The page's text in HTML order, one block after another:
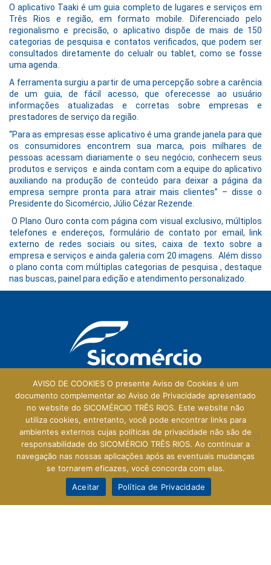
O aplicativo Taaki é um guia completo de lugares e serviços em
Três Rios e região, em formato mobile. Diferenciado pelo
regionalismo e precisão, o aplicativo dispõe de mais de 150
categorias de pesquisa e contatos verificados, que podem ser
consultados diretamente do celualr ou tablet, como se fosse
uma agenda.
A ferramenta surgiu a partir de uma percepção sobre a carência
de um guia, de fácil acesso, que oferecesse ao usuário
informações atualizadas e corretas sobre empresas e
prestadores de serviço da região.
“Para as empresas esse aplicativo é uma grande janela para que
os consumidores encontrem sua marca, pois milhares de
pessoas acessam diariamente o seu negócio, conhecem seus
produtos e serviços e ainda contam com a equipe do aplicativo
auxiliando na produção de conteúdo para deixar a página da
empresa sempre pronta para atrair mais clientes” – disse o
Presidente do Sicomércio, Júlio Cézar Rezende.
O Plano Ouro conta com página com visual exclusivo, múltiplos
telefones e endereços, formulário de contato por email, link
externo de redes sociais ou sites, caixa de texto sobre a
empresa e serviços e ainda galeria com 20 imagens. Além disso
o plano conta com múltiplas categorias de pesquisa , destaque
nas buscas, painel para edição e atendimento personalizado.
Galeria Central
Rua Prefeito Walter Francklin, 165 - Loja 114
Centro - Três Rios - RJ - 25803-010
AVISO DE COOKIES O presente Aviso de Cookies é um
documento complementar ao Aviso de Privacidade apresentado
no website do SICOMÉRCIO TRÊS RIOS. Este website não
utiliza cookies, entretanto, você pode encontrar links para
ambientes externos cujas políticas de privacidade não são de
responsabilidade do SICOMÉRCIO TRÊS RIOS. Ao continuar a
navegação nas nossas aplicações após as eventuais mudanças
se tornarem eficazes, você concorda com elas.
Aceitar
Política de Privacidade